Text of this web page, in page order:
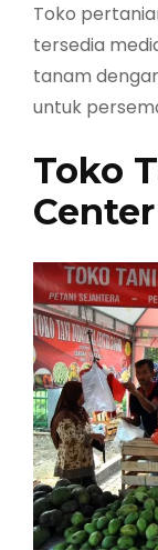
Toko
tersedia
tanam
untuk
Toko